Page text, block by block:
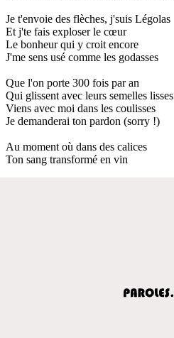
Je t'envoie des flèches, j'suis Légolas
Et j'te fais exploser le cœur
Le bonheur qui y croit encore
J'me sens usé comme les godasses
Que l'on porte 300 fois par an
Qui glissent avec leurs semelles lisses
Viens avec moi dans les coulisses
Je demanderai ton pardon (sorry !)
Au moment où dans des calices
Ton sang transformé en vin